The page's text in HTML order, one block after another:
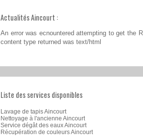
Actualités Aincourt :
An error was ecnountered attempting to get the
content type returned was text/html
Liste des services disponibles
Lavage de tapis Aincourt
Nettoyage à l'ancienne Aincourt
Service dégât des eaux Aincourt
Récupération de couleurs Aincourt